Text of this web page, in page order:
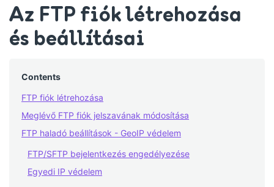
Az FTP fiók létrehozása
és beállításai
Contents
FTP fiók létrehozása
Meglévő FTP fiók jelszavának módosítása
FTP haladó beállítások - GeoIP védelem
FTP/SFTP bejelentkezés engedélyezése
Egyedi IP védelem